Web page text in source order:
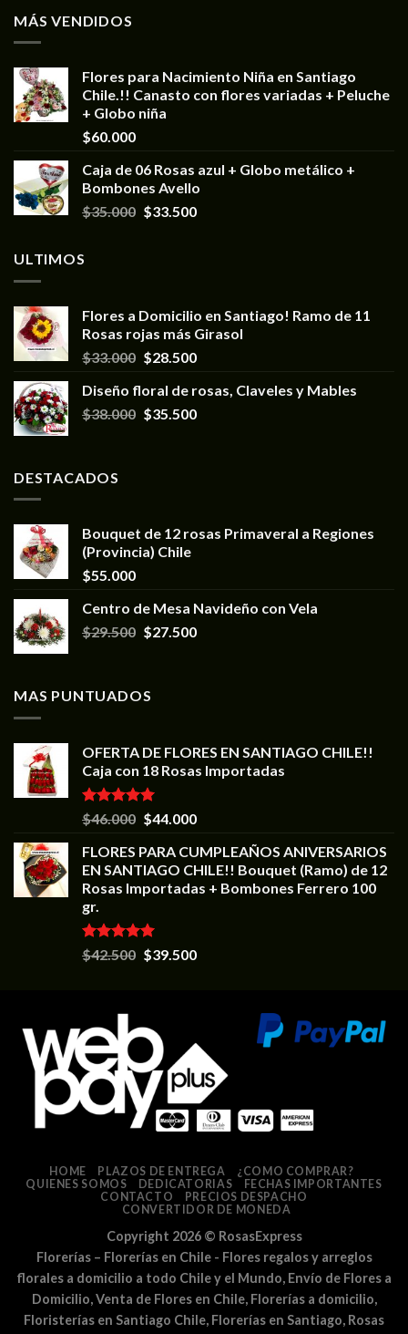
MÁS VENDIDOS
Flores para Nacimiento Niña en Santiago
Chile.!! Canasto con flores variadas + Peluche
+ Globo niña
$60.000
Caja de 06 Rosas azul + Globo metálico +
Bombones Avello
$35.000 $33.500
ULTIMOS
Flores a Domicilio en Santiago! Ramo de 11
Rosas rojas más Girasol
$33.000 $28.500
Diseño floral de rosas, Claveles y Mables
$38.000 $35.500
DESTACADOS
Bouquet de 12 rosas Primaveral a Regiones
(Provincia) Chile
$55.000
Centro de Mesa Navideño con Vela
$29.500 $27.500
MAS PUNTUADOS
OFERTA DE FLORES EN SANTIAGO CHILE!!
Caja con 18 Rosas Importadas
Valorado en
5.00
$46.000 $44.000
FLORES PARA CUMPLEAÑOS ANIVERSARIOS
EN SANTIAGO CHILE!! Bouquet (Ramo) de 12
Rosas Importadas + Bombones Ferrero 100
gr.
Valorado en
5.00
$42.500 $39.500
HOME PLAZOS DE ENTREGA
¿COMO COMPRAR?
QUIENES SOMOS
DEDICATORIAS
FECHAS IMPORTANTES
CONTACTO
PRECIOS DESPACHO
CONVERTIDOR DE MONEDA
Copyright 2026 © RosasExpress
Florerías – Florerías en Chile - Flores regalos y arreglos
florales a domicilio a todo Chile y el Mundo, Envío de Flores a
Domicilio, Venta de Flores en Chile, Florerías a domicilio,
Floristerías en Santiago Chile, Florerías en Santiago, Rosas